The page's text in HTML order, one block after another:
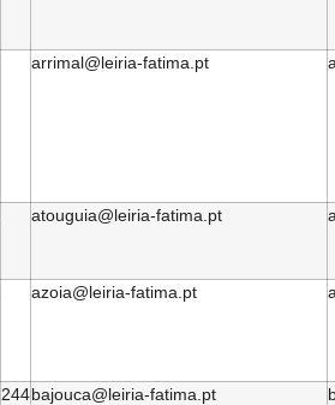
arrimal@leiria-fatima.pt
atouguia@leiria-fatima.pt
azoia@leiria-fatima.pt
244bajouca@leiria-fatima.pt